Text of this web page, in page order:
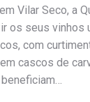
Vilar Seco, a
os seus vinhos
com
cascos de